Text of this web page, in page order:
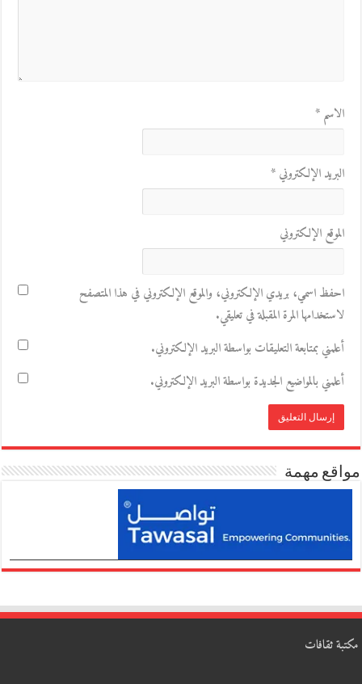
الاسم*
البريد الإلكتروني*
الموقع الإلكتروني
احفظ اسمي، بريدي الإلكتروني، والموقع الإلكتروني في هذا المتصفح
لاستخدامها المرة المقبلة في تعليقي.
أعلمني بمتابعة التعليقات بواسطة البريد الإلكتروني.
أعلمني بالمواضيع الجديدة بواسطة البريد الإلكتروني.
مواقع مهمة
مكتبة ثقافات